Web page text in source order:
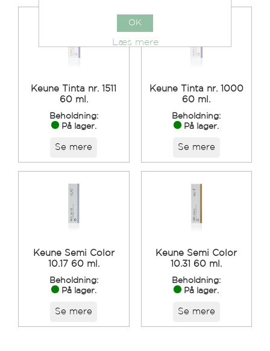
Keune Tinta nr. 1511
60 ml.
Beholdning:
På lager.
Se mere
Keune Tinta nr. 1000
60 ml.
Beholdning:
På lager.
Se mere
Keune Semi Color
10.17 60 ml.
Beholdning:
På lager.
Se mere
Keune Semi Color
10.31 60 ml.
Beholdning:
På lager.
Se mere
OK
Læs mere